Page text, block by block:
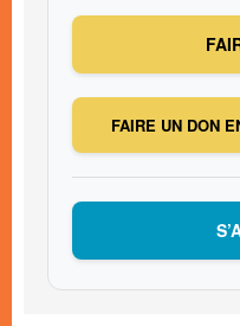
FAIRE UN DON